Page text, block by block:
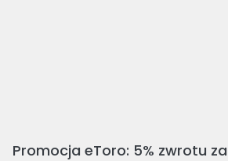
Promocja eToro: 5% zwrotu